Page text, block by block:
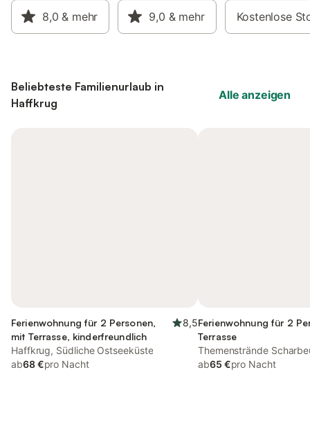
8,0 & mehr 9,0 & mehr Kostenlose
Beliebteste Familienurlaub in
Haffkrug
Alle anzeigen
Ferienwohnung für 2 Personen,
mit Terrasse, kinderfreundlich
8,5
Haffkrug, Südliche Ostseeküste
ab68 €pro Nacht
Ferienwohnung für 2
Terrasse
Themenstrände
Ostseeküste
ab65 €pro Nacht